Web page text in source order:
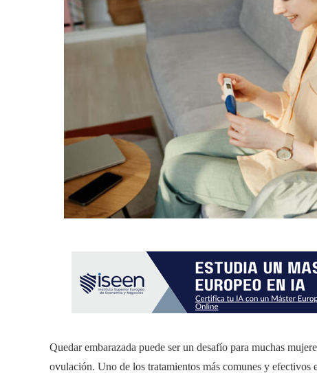
Quedar embarazada puede ser un desafío para muchas
ovulación. Uno de los tratamientos más comunes y efectivos